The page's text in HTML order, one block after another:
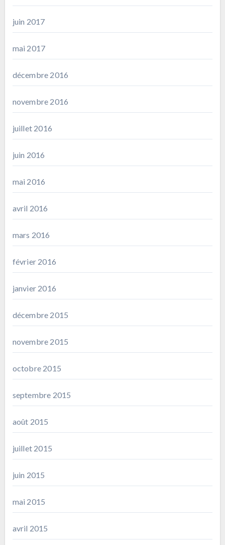
juin 2017
mai 2017
décembre 2016
novembre 2016
juillet 2016
juin 2016
mai 2016
avril 2016
mars 2016
février 2016
janvier 2016
décembre 2015
novembre 2015
octobre 2015
septembre 2015
août 2015
juillet 2015
juin 2015
mai 2015
avril 2015